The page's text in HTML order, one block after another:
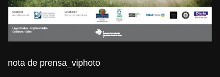
nota de prensa_viphoto